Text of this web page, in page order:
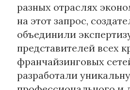
разных отраслях
на этот запрос,
объединили
представителей всех
франчайзинговых
разработали